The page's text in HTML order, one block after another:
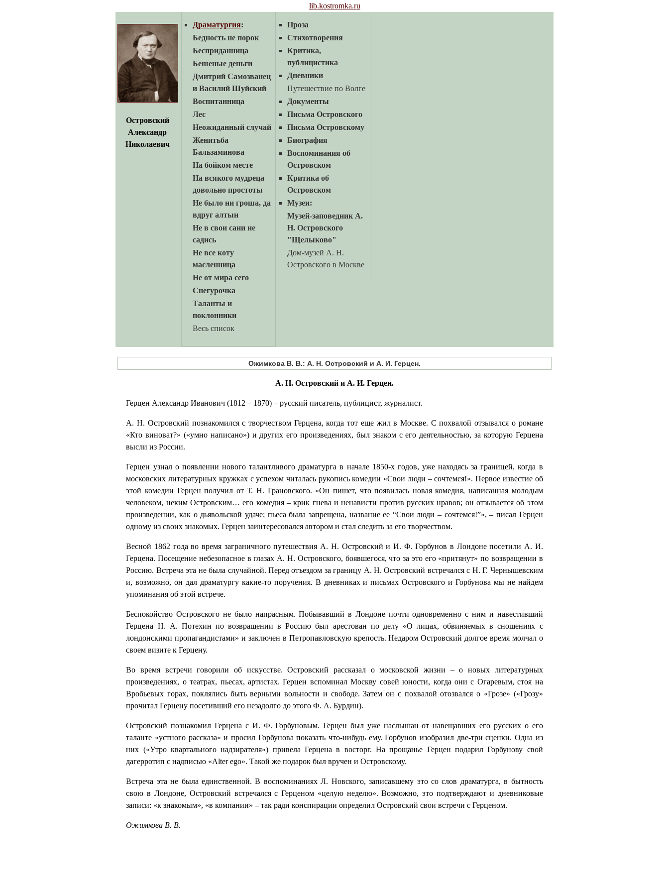
lib.kostromka.ru
Островский
Александр
Николаевич
Драматургия:
Бедность не порок
Бесприданница
Бешеные деньги
Дмитрий Самозванец
и Василий Шуйский
Воспитанница
Лес
Неожиданный случай
Женитьба
Бальзаминова
На бойком месте
На всякого мудреца
довольно простоты
Не было ни гроша, да
вдруг алтын
Не в свои сани не
садись
Не все коту
масленница
Не от мира сего
Снегурочка
Таланты и
поклонники
Весь список
Проза
Стихотворения
Критика,
публицистика
Дневники
Путешествие по Волге
Документы
Письма Островского
Письма Островскому
Биография
Воспоминания об
Островском
Критика об
Островском
Музеи:
Музей-заповедник А.
Н. Островского
"Щелыково"
Дом-музей А. Н.
Островского в Москве
Ожимкова В. В.: А. Н. Островский и А. И. Герцен.
А. Н. Островский и А. И. Герцен.
Герцен Александр Иванович (1812 – 1870) – русский писатель, публицист, журналист.
А. Н. Островский познакомился с творчеством Герцена, когда тот еще жил в Москве. С похвалой отзывался о романе
«Кто виноват?» («умно написано») и других его произведениях, был знаком с его деятельностью, за которую Герцена
высли из России.
Герцен узнал о появлении нового талантливого драматурга в начале 1850-х годов, уже находясь за границей, когда в
московских литературных кружках с успехом читалась рукопись комедии «Свои люди – сочтемся!». Первое известие об
этой комедии Герцен получил от Т. Н. Грановского. «Он пишет, что появилась новая комедия, написанная молодым
человеком, неким Островским… его комедия – крик гнева и ненависти против русских нравов; он отзывается об этом
произведении, как о дьявольской удаче; пьеса была запрещена, название ее “Свои люди – сочтемся!”», – писал Герцен
одному из своих знакомых. Герцен заинтересовался автором и стал следить за его творчеством.
Весной 1862 года во время заграничного путешествия А. Н. Островский и И. Ф. Горбунов в Лондоне посетили А. И.
Герцена. Посещение небезопасное в глазах А. Н. Островского, боявшегося, что за это его «притянут» по возвращении в
Россию. Встреча эта не была случайной. Перед отъездом за границу А. Н. Островский встречался с Н. Г. Чернышевским
и, возможно, он дал драматургу какие-то поручения. В дневниках и письмах Островского и Горбунова мы не найдем
упоминания об этой встрече.
Беспокойство Островского не было напрасным. Побывавший в Лондоне почти одновременно с ним и навестивший
Герцена Н. А. Потехин по возвращении в Россию был арестован по делу «О лицах, обвиняемых в сношениях с
лондонскими пропагандистами» и заключен в Петропавловскую крепость. Недаром Островский долгое время молчал о
своем визите к Герцену.
Во время встречи говорили об искусстве. Островский рассказал о московской жизни – о новых литературных
произведениях, о театрах, пьесах, артистах. Герцен вспоминал Москву совей юности, когда они с Огаревым, стоя на
Вробьевых горах, поклялись быть верными вольности и свободе. Затем он с похвалой отозвался о «Грозе» («Грозу»
прочитал Герцену посетивший его незадолго до этого Ф. А. Бурдин).
Островский познакомил Герцена с И. Ф. Горбуновым. Герцен был уже наслышан от навещавших его русских о его
таланте «устного рассказа» и просил Горбунова показать что-нибудь ему. Горбунов изобразил две-три сценки. Одна из
них («Утро квартального надзирателя») привела Герцена в восторг. На прощанье Герцен подарил Горбунову свой
дагерротип с надписью «Alter ego». Такой же подарок был вручен и Островскому.
Встреча эта не была единственной. В воспоминаниях Л. Новского, записавшему это со слов драматурга, в бытность
свою в Лондоне, Островский встречался с Герценом «целую неделю». Возможно, это подтверждают и дневниковые
записи: «к знакомым», «в компании» – так ради конспирации определил Островский свои встречи с Герценом.
Ожимкова В. В.